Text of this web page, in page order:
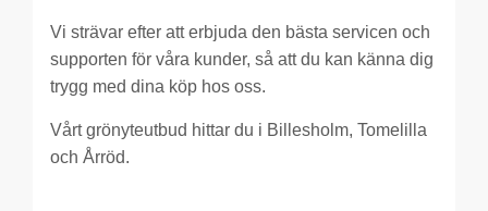
Vi strävar efter att erbjuda den bästa servicen och
supporten för våra kunder, så att du kan känna dig
trygg med dina köp hos oss.
Vårt grönyteutbud hittar du i Billesholm, Tomelilla
och Årröd.